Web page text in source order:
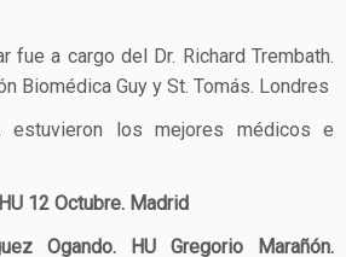
fue a cargo del Dr. Richard Trembath.
Biomédica Guy y St. Tomás. Londres
estuvieron los mejores médicos e
12 Octubre. Madrid
Ogando. HU Gregorio Marañón.